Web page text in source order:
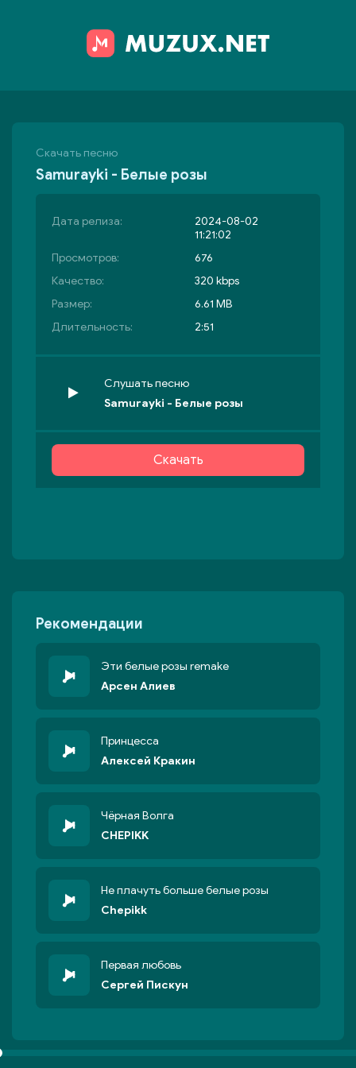
Скачать песню
Samurayki - Белые розы
Дата релиза:
2024-08-02
11:21:02
Просмотров:
676
Качество:
320 kbps
Размер:
6.61 MB
Длительность:
2:51
Слушать песню
Samurayki - Белые розы
Скачать
Рекомендации
Эти белые розы remake
Арсен Алиев
Принцесса
Алексей Кракин
Чёрная Волга
CHEPIKK
Не плачуть больше белые розы
Chepikk
Первая любовь
Сергей Пискун